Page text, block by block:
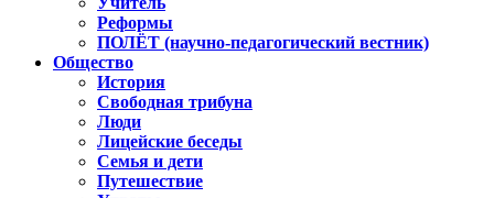
Реформы
ПОЛЁТ (научно-педагогический вестник)
Общество
История
Свободная трибуна
Люди
Лицейские беседы
Семья и дети
Путешествие